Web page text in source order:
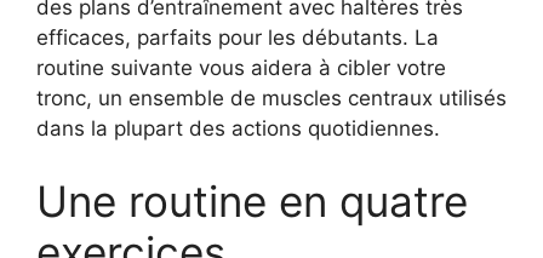
des plans d’entraînement avec haltères très
efficaces, parfaits pour les débutants. La
routine suivante vous aidera à cibler votre
tronc, un ensemble de muscles centraux utilisés
dans la plupart des actions quotidiennes.
Une routine en quatre